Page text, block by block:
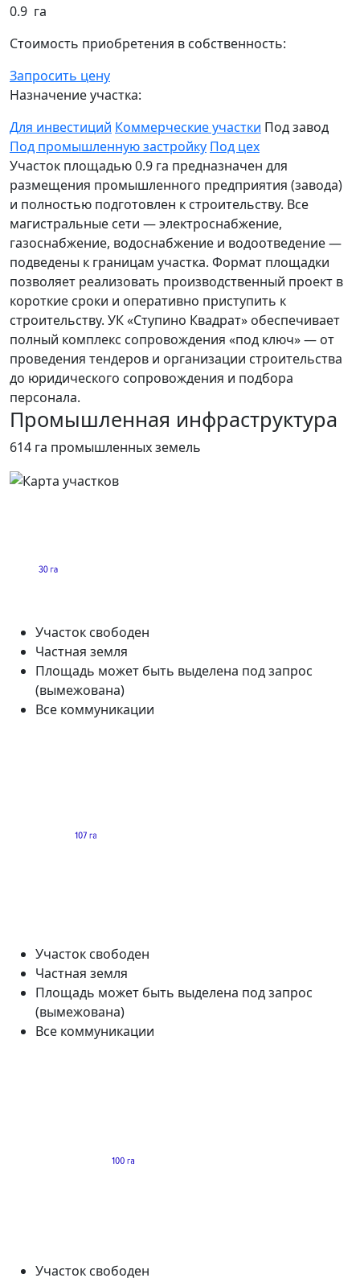
0.9 га
Стоимость приобретения в собственность:
Запросить цену
Назначение участка:
Для инвестиций Коммерческие участки Под завод
Под промышленную застройку Под цех
Участок площадью 0.9 га предназначен для
размещения промышленного предприятия (завода)
и полностью подготовлен к строительству. Все
магистральные сети — электроснабжение,
газоснабжение, водоснабжение и водоотведение —
подведены к границам участка. Формат площадки
позволяет реализовать производственный проект в
короткие сроки и оперативно приступить к
строительству. УК «Ступино Квадрат» обеспечивает
полный комплекс сопровождения «под ключ» — от
проведения тендеров и организации строительства
до юридического сопровождения и подбора
персонала.
Промышленная инфраструктура
614 га промышленных земель
Участок свободен
Частная земля
Площадь может быть выделена под запрос
(вымежована)
Все коммуникации
Участок свободен
Частная земля
Площадь может быть выделена под запрос
(вымежована)
Все коммуникации
Участок свободен